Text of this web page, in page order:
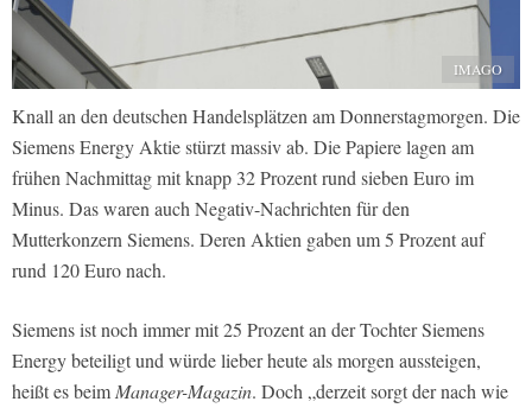
IMAGO
Knall an den deutschen Handelsplätzen am Donnerstagmorgen. Die
Siemens Energy Aktie stürzt massiv ab. Die Papiere lagen am
frühen Nachmittag mit knapp 32 Prozent rund sieben Euro im
Minus. Das waren auch Negativ-Nachrichten für den
Mutterkonzern Siemens. Deren Aktien gaben um 5 Prozent auf
rund 120 Euro nach.
Siemens ist noch immer mit 25 Prozent an der Tochter Siemens
Energy beteiligt und würde lieber heute als morgen aussteigen,
heißt es beimManager-Magazin. Doch „derzeit sorgt der nach wie